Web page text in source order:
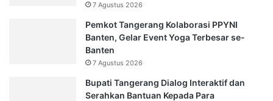
7 Agustus 2026
Pemkot Tangerang Kolaborasi PPYNI
Banten, Gelar Event Yoga Terbesar se-
Banten
7 Agustus 2026
Bupati Tangerang Dialog Interaktif dan
Serahkan Bantuan Kepada Para